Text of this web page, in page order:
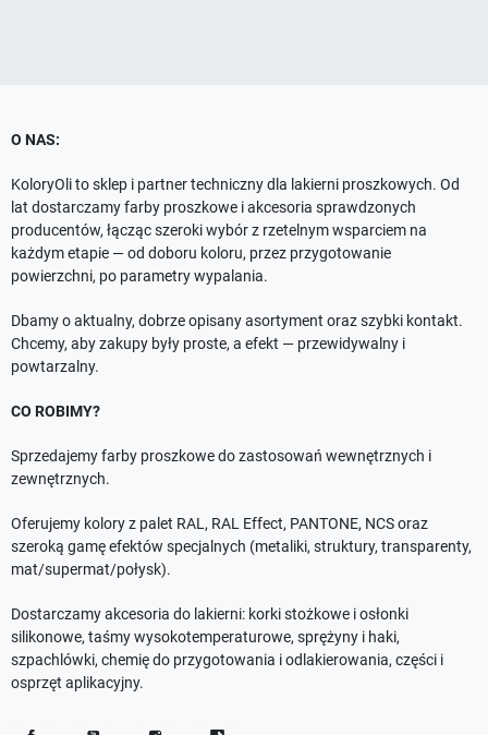
O NAS:
KoloryOli to sklep i partner techniczny dla lakierni proszkowych. Od
lat dostarczamy farby proszkowe i akcesoria sprawdzonych
producentów, łącząc szeroki wybór z rzetelnym wsparciem na
każdym etapie — od doboru koloru, przez przygotowanie
powierzchni, po parametry wypalania.
Dbamy o aktualny, dobrze opisany asortyment oraz szybki kontakt.
Chcemy, aby zakupy były proste, a efekt — przewidywalny i
powtarzalny.
CO ROBIMY?
Sprzedajemy farby proszkowe do zastosowań wewnętrznych i
zewnętrznych.
Oferujemy kolory z palet RAL, RAL Effect, PANTONE, NCS oraz
szeroką gamę efektów specjalnych (metaliki, struktury, transparenty,
mat/supermat/połysk).
Dostarczamy akcesoria do lakierni: korki stożkowe i osłonki
silikonowe, taśmy wysokotemperaturowe, sprężyny i haki,
szpachlówki, chemię do przygotowania i odlakierowania, części i
osprzęt aplikacyjny.